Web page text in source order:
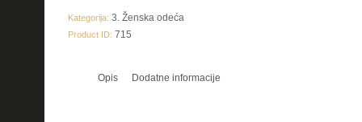
Kategorija: 3. Ženska odeća
Product ID: 715
Opis Dodatne informacije